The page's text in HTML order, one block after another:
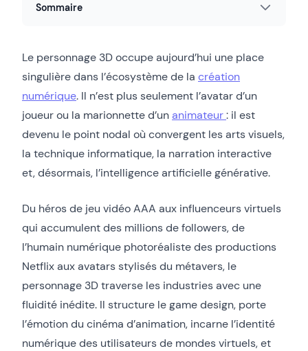
Sommaire
Le personnage 3D occupe aujourd’hui une place
singulière dans l’écosystème de la création
numérique. Il n’est plus seulement l’avatar d’un
joueur ou la marionnette d’un animateur: il est
devenu le point nodal où convergent les arts visuels,
la technique informatique, la narration interactive
et, désormais, l’intelligence artificielle générative.
Du héros de jeu vidéo AAA aux influenceurs virtuels
qui accumulent des millions de followers, de
l’humain numérique photoréaliste des productions
Netflix aux avatars stylisés du métavers, le
personnage 3D traverse les industries avec une
fluidité inédite. Il structure le game design, porte
l’émotion du cinéma d’animation, incarne l’identité
numérique des utilisateurs de mondes virtuels, et